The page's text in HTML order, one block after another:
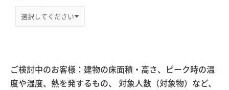
ご検討中のお客様：建物の床面積・高さ、ピーク時の温
度や湿度、熱を発するもの、 対象人数（対象物）など、